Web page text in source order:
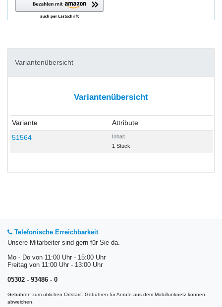
Variantenübersicht
Variantenübersicht
Variante
Attribute
51564
Inhalt
1 Stück
Telefonische Erreichbarkeit
Unsere Mitarbeiter sind gern für Sie da.
Mo - Do von 11:00 Uhr - 15:00 Uhr
Freitag von 11:00 Uhr - 13:00 Uhr
05302 - 93486 - 0
Gebühren zum üblichen Ortstarif. Gebühren für Anrufe aus dem Mobilfunknetz können
abweichen.